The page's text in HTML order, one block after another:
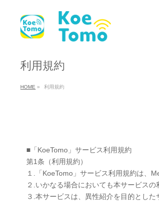
利用規約
HOME » 利用規約
■「KoeTomo」サービス利用規約
第1条（利用規約）
１.「KoeTomo」サービス利用規約は、
２.いかなる場合においても本サービス
３.本サービスは、異性紹介を目的とし